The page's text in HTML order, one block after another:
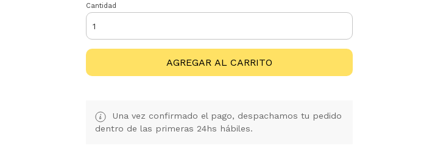
Cantidad
AGREGAR AL CARRITO
Una vez confirmado el pago, despachamos tu pedido
dentro de las primeras 24hs hábiles.